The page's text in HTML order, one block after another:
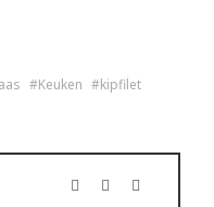
Keuken
kipfilet